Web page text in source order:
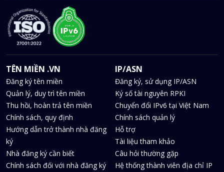
TÊN MIỀN .VN
Đăng ký tên miền
Quản lý, duy trì tên miền
Thu hồi, hoàn trả tên miền
Chính sách, quy định
Hướng dẫn trở thành nhà đăng
ký
Nhà đăng ký cần biết
Chính sách đối với nhà đăng ký
IP/ASN
Đăng ký, sử dụng IP/ASN
Ký số tài nguyên RPKI
Chuyển đổi IPv6 tại Việt Nam
Chính sách quản lý
Hỗ trợ
Tài liệu tham khảo
Câu hỏi thường gặp
Hệ thống thành viên địa chỉ IP